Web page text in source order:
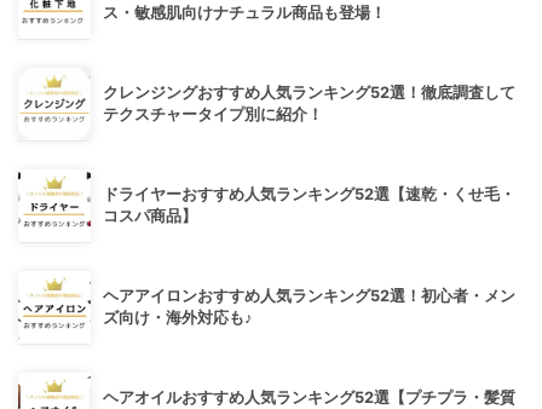
ス・敏感肌向けナチュラル商品も登場！
クレンジングおすすめ人気ランキング52選！徹底調査して
テクスチャータイプ別に紹介！
ドライヤーおすすめ人気ランキング52選【速乾・くせ毛・
コスパ商品】
ヘアアイロンおすすめ人気ランキング52選！初心者・メン
ズ向け・海外対応も♪
ヘアオイルおすすめ人気ランキング52選【プチプラ・髪質